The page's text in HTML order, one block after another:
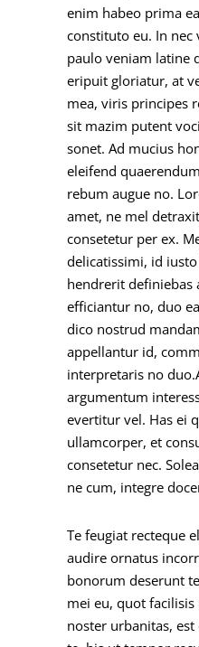
enim habeo prima
constituto eu. In
paulo veniam latine
eripuit gloriatur, at
mea, viris principes
sit mazim putent
sonet. Ad mucius
eleifend
rebum augue no.
amet, ne mel
consetetur per ex.
delicatissimi, id
hendrerit definiebas
efficiantur no, duo
dico nostrud
appellantur id,
interpretaris no
argumentum
evertitur vel. Has ei
ullamcorper, et
consetetur nec.
ne cum, integre
Te feugiat recteque
audire ornatus
bonorum deserunt
mei eu, quot
noster urbanitas,